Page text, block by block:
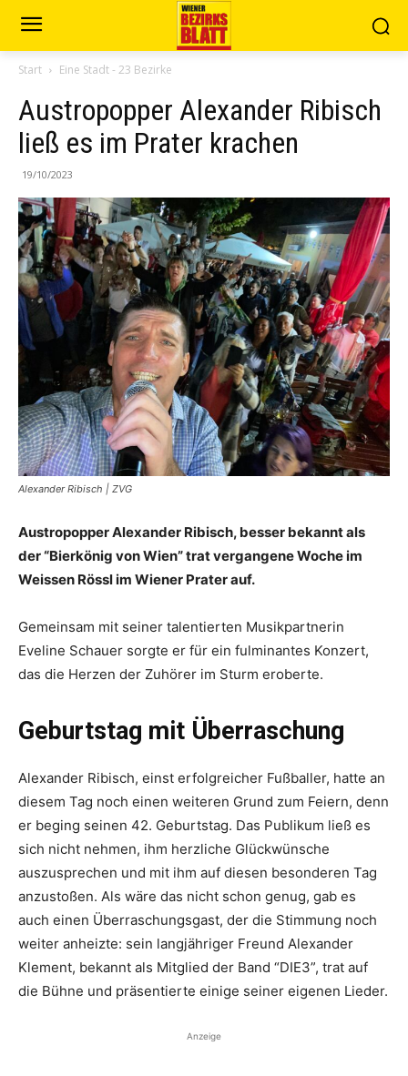
Start Eine Stadt - 23 Bezirke
Austropopper Alexander Ribisch
ließ es im Prater krachen
19/10/2023
Alexander Ribisch | ZVG
Austropopper Alexander Ribisch, besser bekannt als
der “Bierkönig von Wien” trat vergangene Woche im
Weissen Rössl im Wiener Prater auf.
Gemeinsam mit seiner talentierten Musikpartnerin
Eveline Schauer sorgte er für ein fulminantes Konzert,
das die Herzen der Zuhörer im Sturm eroberte.
Geburtstag mit Überraschung
Alexander Ribisch, einst erfolgreicher Fußballer, hatte an
diesem Tag noch einen weiteren Grund zum Feiern, denn
er beging seinen 42. Geburtstag. Das Publikum ließ es
sich nicht nehmen, ihm herzliche Glückwünsche
auszusprechen und mit ihm auf diesen besonderen Tag
anzustoßen. Als wäre das nicht schon genug, gab es
auch einen Überraschungsgast, der die Stimmung noch
weiter anheizte: sein langjähriger Freund Alexander
Klement, bekannt als Mitglied der Band “DIE3”, trat auf
die Bühne und präsentierte einige seiner eigenen Lieder.
Anzeige